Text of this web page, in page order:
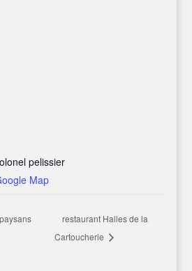
pelissier
Map
restaurant Halles de la
Cartoucherie